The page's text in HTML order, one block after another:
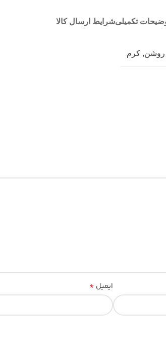
تکمیلیشرایط ارسال کالا
, کرم
ایمیل *